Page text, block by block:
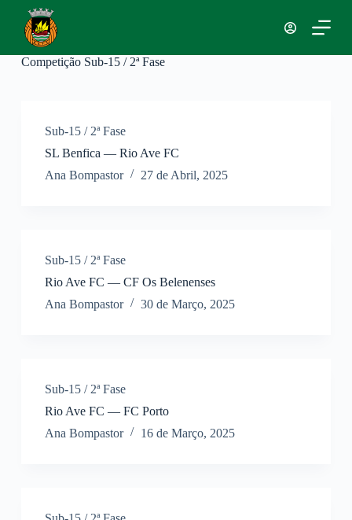
aCompetiçãoSub-15 / 2ª Fase
Sub-15 / 2ª Fase
SL Benfica — Rio Ave FC
Ana Bompastor
27 de Abril, 2025
Sub-15 / 2ª Fase
Rio Ave FC — CF Os Belenenses
Ana Bompastor
30 de Março, 2025
Sub-15 / 2ª Fase
Rio Ave FC — FC Porto
Ana Bompastor
16 de Março, 2025